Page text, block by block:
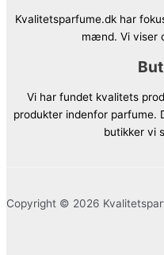
Kvalitetsparfume.dk har
mænd. Vi viser
Vi har fundet kvalitets
produkter indenfor parfume.
butikker vi
Copyright © 2026